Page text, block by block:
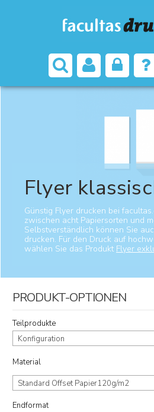
Flyer klassisch
Flyer
Günstig Flyer drucken bei
zwischen acht Papiersorten und
Selbstverständlich können Sie
drucken. Für den Druck auf
wählen Sie das Produkt Flyer
PRODUKT-OPTIONEN
Teilprodukte
Konfiguration
Material
Standard Offset Papier120g/m2
Endformat